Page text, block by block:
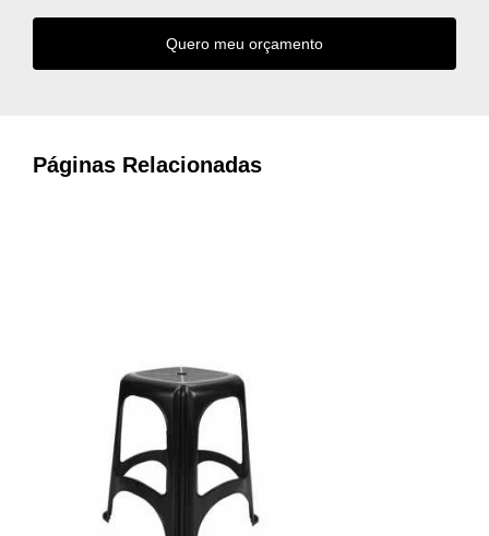
Quero meu orçamento
Páginas Relacionadas